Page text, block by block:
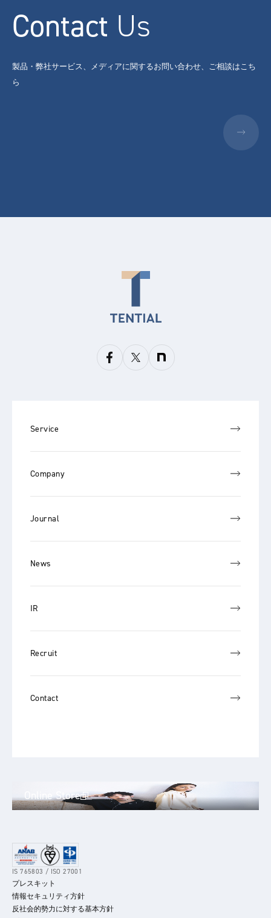
Contact Us
製品・弊社サービス、メディアに関するお問い合わせ、ご相談はこち
ら
Service
Company
Journal
News
IR
Recruit
Contact
Online Store
IS 765803 / ISO 27001
プレスキット
情報セキュリティ方針
反社会的勢力に対する基本方針